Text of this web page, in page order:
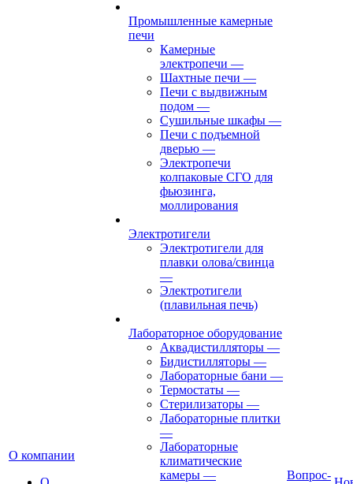
О компании
Промышленные камерные
печи
Камерные
электропечи —
Шахтные печи —
Печи с выдвижным
подом —
Сушильные шкафы —
Печи с подъемной
дверью —
Электропечи
колпаковые СГО для
фьюзинга,
моллирования
Электротигели
Электротигели для
плавки олова/свинца
—
Электротигели
(плавильная печь)
Лабораторное оборудование
Аквадистилляторы —
Бидистилляторы —
Лабораторные бани —
Термостаты —
Стерилизаторы —
Лабораторные плитки
—
Лабораторные
климатические
камеры —
Вопрос-